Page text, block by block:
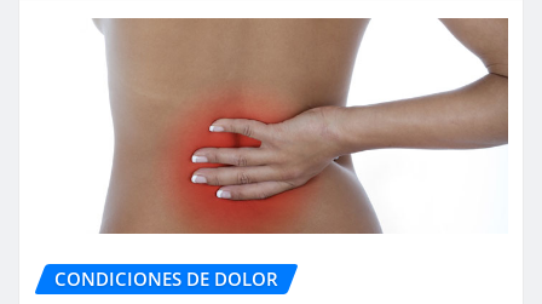
CONDICIONES DE DOLOR